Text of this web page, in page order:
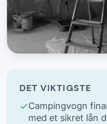
DET VIKTIGSTE
Campingvogn
med et sikret lån